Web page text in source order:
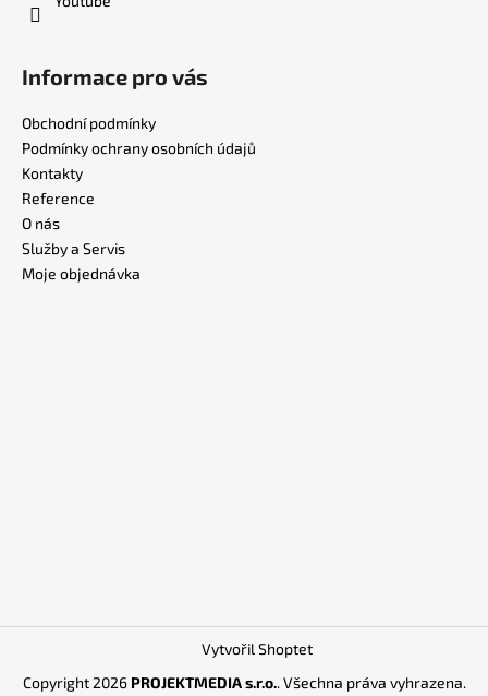
Informace pro vás
Obchodní podmínky
Podmínky ochrany osobních údajů
Kontakty
Reference
O nás
Služby a Servis
Moje objednávka
Vytvořil Shoptet
Copyright 2026 PROJEKTMEDIA s.r.o.. Všechna práva vyhrazena.